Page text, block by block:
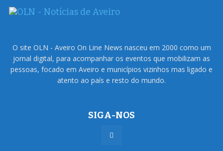
O site OLN - Aveiro On Line News nasceu em 2000 como um
jornal digital, para acompanhar os eventos que mobilizam as
pessoas, focado em Aveiro e municípios vizinhos mas ligado e
atento ao país e resto do mundo.
SIGA-NOS